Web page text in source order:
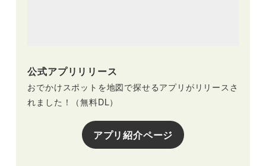
公式アプリリリース
おでかけスポットを地図で探せるアプリがリリースさ
れました！（無料DL）
アプリ紹介ページ